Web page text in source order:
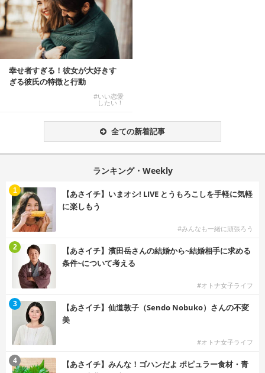
幸せ者すぎる！彼女が大好きす
ぎる彼氏の特徴と行動
#いい恋愛
したい！
全ての新着記事
ランキング・Weekly
【あさイチ】いまオシ! LIVE とうもろこしを手軽に気軽
に楽しもう
#みんなも一緒に頑張ろう
1
【あさイチ】濱田岳さんの結婚から~結婚相手に求める
条件~について考える
#オトナ女子ライフ
2
【あさイチ】仙道敦子（Sendo Nobuko）さんの不変
美
#オトナ女子ライフ
3
【あさイチ】みんな！ゴハンだよ ポピュラー食材・青
4